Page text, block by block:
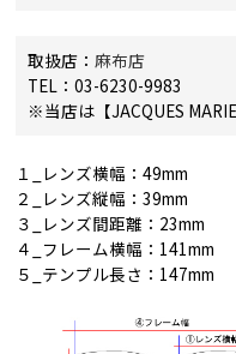
取扱店：麻布店
TEL：03-6230-9983
※当店は【JACQUES
１_レンズ横幅：49mm
２_レンズ縦幅：39mm
３_レンズ間距離：23mm
４_フレーム横幅：141mm
５_テンプル長さ：147mm